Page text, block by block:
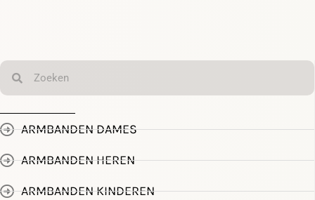
ARMBANDEN DAMES
ARMBANDEN HEREN
ARMBANDEN KINDEREN